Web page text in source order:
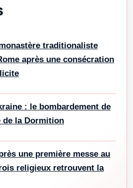
traditionaliste
après une consécration
: le bombardement de
de la Dormition
une première messe au
religieux retrouvent la